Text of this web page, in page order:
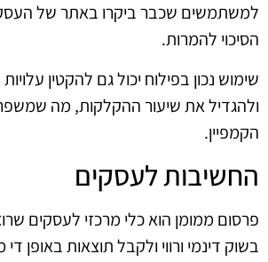
למשתמשים שכבר ביקרו באתר של
הסיכוי להמרות.
ולהגדיל את שיעור ההקלקות, מה
הקמפיין.
החשיבות לעסקים
פרסום ממומן הוא כלי מרכזי לעסקים
בשוק דינמי ורווי ולקבל תוצאות באופן